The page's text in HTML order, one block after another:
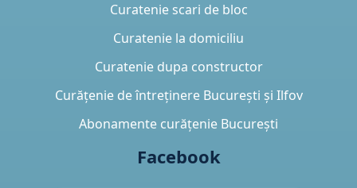
Curatenie scari de bloc
Curatenie la domiciliu
Curatenie dupa constructor
Curățenie de întreținere București și Ilfov
Abonamente curățenie București
Facebook